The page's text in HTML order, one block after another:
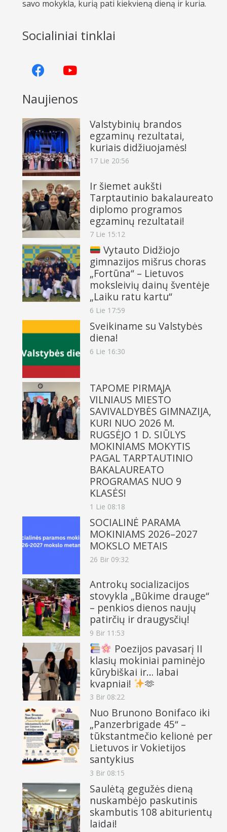
savo mokykla, kurią pati kiekvieną dieną ir kuria.
Socialiniai tinklai
Naujienos
Valstybinių brandos
egzaminų rezultatai,
kuriais didžiuojamės!
17 Lie 20:56
Ir šiemet aukšti
Tarptautinio bakalaureato
diplomo programos
egzaminų rezultatai!
7 Lie 15:12
Vytauto Didžiojo
gimnazijos mišrus choras
„Fortūna“ – Lietuvos
moksleivių dainų šventėje
„Laiku ratu kartu“
6 Lie 17:59
Sveikiname su Valstybės
diena!
6 Lie 16:30
TAPOME PIRMĄJA
VILNIAUS MIESTO
SAVIVALDYBĖS GIMNAZIJA,
KURI NUO 2026 M.
RUGSĖJO 1 D. SIŪLYS
MOKINIAMS MOKYTIS
PAGAL TARPTAUTINIO
BAKALAUREATO
PROGRAMAS NUO 9
KLASĖS!
1 Lie 08:18
SOCIALINĖ PARAMA
MOKINIAMS 2026–2027
MOKSLO METAIS
26 Bir 09:32
Antrokų socializacijos
stovykla „Būkime drauge“
– penkios dienos naujų
patirčių ir draugysčių!
9 Bir 11:53
Poezijos pavasarį II
klasių mokiniai paminėjo
kūrybiškai ir… labai
kvapniai!
🫶
3 Bir 08:22
Nuo Brunono Bonifaco iki
„Panzerbrigade 45“ –
tūkstantmečio kelionė per
Lietuvos ir Vokietijos
santykius
3 Bir 08:15
Saulėtą gegužės dieną
nuskambėjo paskutinis
skambutis 108 abiturientų
laidai!